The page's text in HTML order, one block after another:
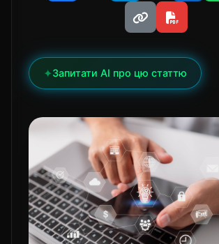
✦Запитати AI про цю статтю